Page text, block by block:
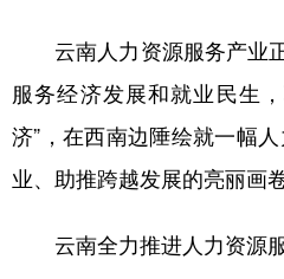
云南人力资源服务产业正
服务经济发展和就业民生
济”，在西南边陲绘就一幅
业、助推跨越发展的亮丽画
云南全力推进人力资源